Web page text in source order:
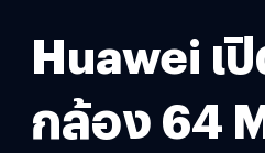
Huawei เ
กล้อง 64